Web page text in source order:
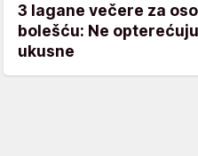
3 lagane večere za
bolešću: Ne
ukusne